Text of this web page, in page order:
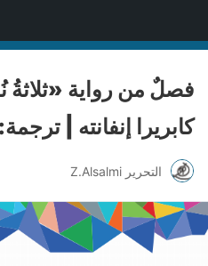
فصلٌ من رواية «ثلاثةُ
كابريرا إنفانته |
التحرير Z.Alsalmi